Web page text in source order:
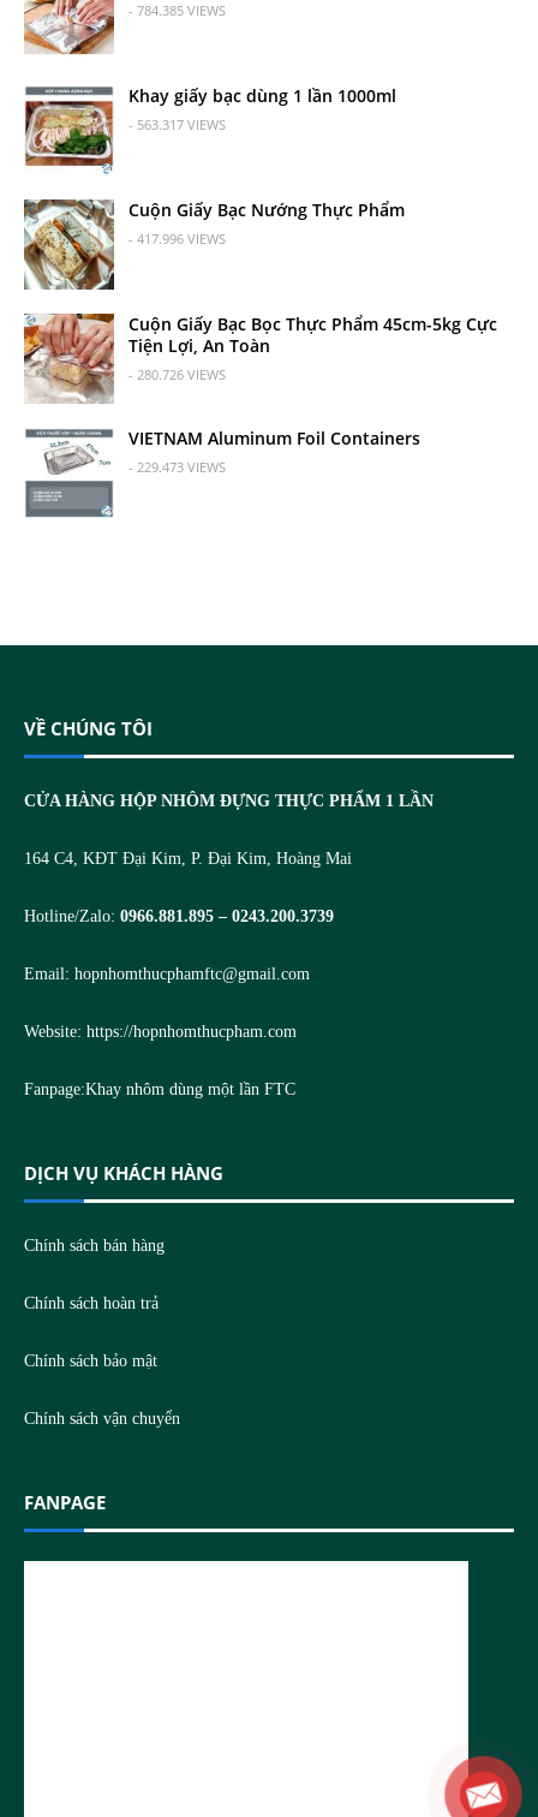
- 784.385 VIEWS
Khay giấy bạc dùng 1 lần 1000ml
- 563.317 VIEWS
Cuộn Giấy Bạc Nướng Thực Phẩm
- 417.996 VIEWS
Cuộn Giấy Bạc Bọc Thực Phẩm 45cm-5kg Cực
Tiện Lợi, An Toàn
- 280.726 VIEWS
VIETNAM Aluminum Foil Containers
- 229.473 VIEWS
VỀ CHÚNG TÔI
CỬA HÀNG HỘP NHÔM ĐỰNG THỰC PHẨM 1 LẦN
164 C4, KĐT Đại Kim, P. Đại Kim, Hoàng Mai
Hotline/Zalo: 0966.881.895 – 0243.200.3739
Email: hopnhomthucphamftc@gmail.com
Website: https://hopnhomthucpham.com
Fanpage:Khay nhôm dùng một lần FTC
DỊCH VỤ KHÁCH HÀNG
Chính sách bán hàng
Chính sách hoàn trả
Chính sách bảo mật
Chính sách vận chuyển
FANPAGE